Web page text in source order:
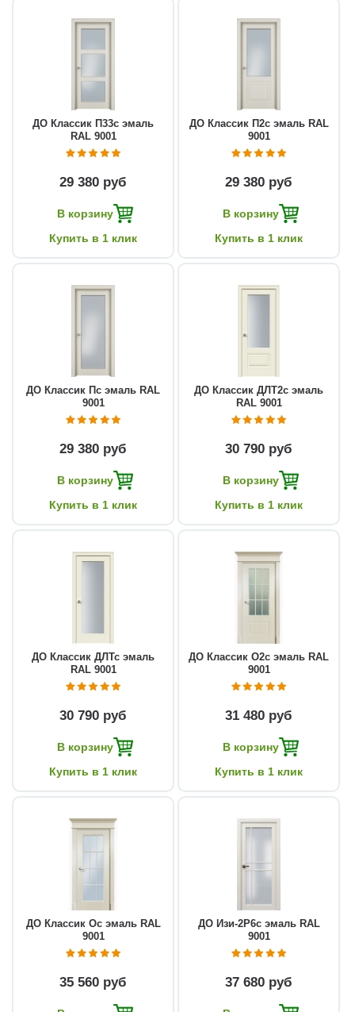
ДО Классик П33с эмаль
RAL 9001
29 380 руб
В корзину
Купить в 1 клик
ДО Классик П2с эмаль RAL
9001
29 380 руб
В корзину
Купить в 1 клик
ДО Классик Пс эмаль RAL
9001
29 380 руб
В корзину
Купить в 1 клик
ДО Классик ДЛТ2с эмаль
RAL 9001
30 790 руб
В корзину
Купить в 1 клик
ДО Классик ДЛТс эмаль
RAL 9001
30 790 руб
В корзину
Купить в 1 клик
ДО Классик О2с эмаль RAL
9001
31 480 руб
В корзину
Купить в 1 клик
ДО Классик Ос эмаль RAL
9001
35 560 руб
ДО Изи-2Р6с эмаль RAL
9001
37 680 руб